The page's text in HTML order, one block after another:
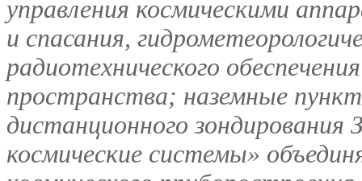
управления космическими
и спасания,
радиотехнического
пространства; наземные
дистанционного зондирования
космические системы»